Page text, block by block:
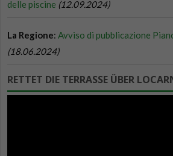
RETTET DIE TERRASSE ÜBER